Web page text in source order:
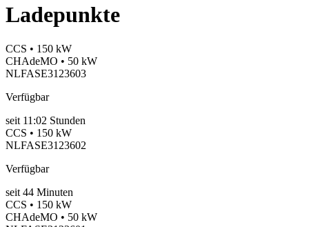
Ladepunkte
CCS • 150 kW
CHAdeMO • 50 kW
NLFASE3123603
Verfügbar
seit 11:02 Stunden
CCS • 150 kW
NLFASE3123602
Verfügbar
seit 44 Minuten
CCS • 150 kW
CHAdeMO • 50 kW